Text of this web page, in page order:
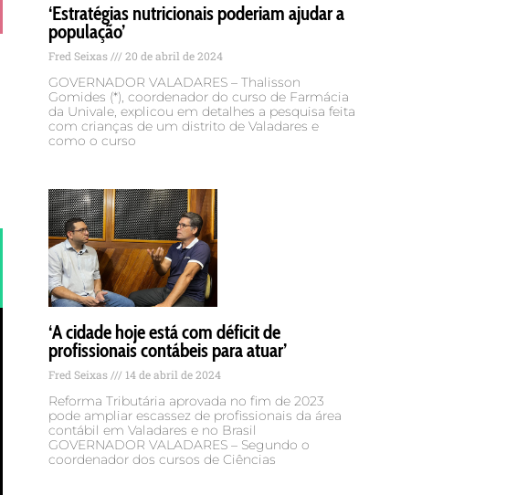
‘Estratégias nutricionais poderiam ajudar a
população’
Fred Seixas 20 de abril de 2024
GOVERNADOR VALADARES – Thalisson
Gomides (*), coordenador do curso de Farmácia
da Univale, explicou em detalhes a pesquisa feita
com crianças de um distrito de Valadares e
como o curso
‘A cidade hoje está com déficit de
profissionais contábeis para atuar’
Fred Seixas 14 de abril de 2024
Reforma Tributária aprovada no fim de 2023
pode ampliar escassez de profissionais da área
contábil em Valadares e no Brasil
GOVERNADOR VALADARES – Segundo o
coordenador dos cursos de Ciências